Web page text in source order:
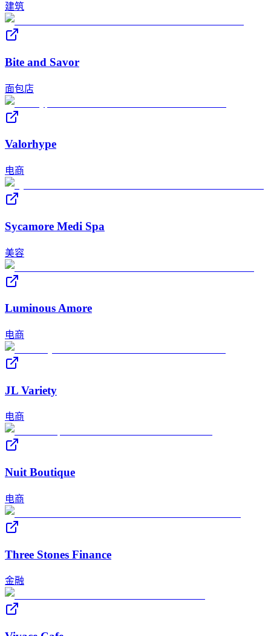
建筑
Bite and Savor
面包店
Valorhype
电商
Sycamore Medi Spa
美容
Luminous Amore
电商
JL Variety
电商
Nuit Boutique
电商
Three Stones Finance
金融